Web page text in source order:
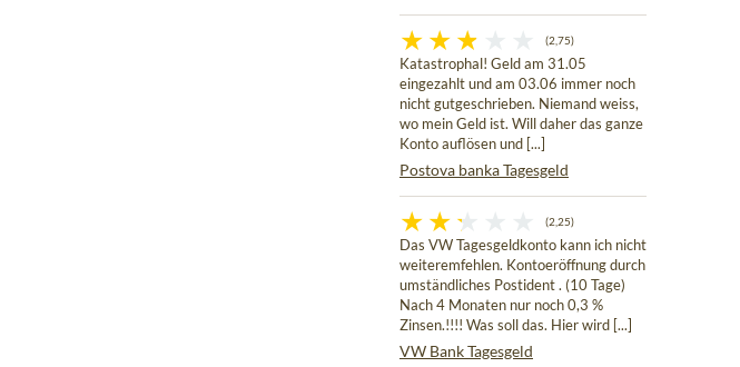
(2,75)
Katastrophal! Geld am 31.05
eingezahlt und am 03.06 immer noch
nicht gutgeschrieben. Niemand weiss,
wo mein Geld ist. Will daher das ganze
Konto auflösen und [...]
Postova banka Tagesgeld
(2,25)
Das VW Tagesgeldkonto kann ich nicht
weiteremfehlen. Kontoeröffnung durch
umständliches Postident . (10 Tage)
Nach 4 Monaten nur noch 0,3 %
Zinsen.!!!! Was soll das. Hier wird [...]
VW Bank Tagesgeld